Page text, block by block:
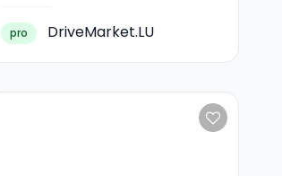
pro DriveMarket.LU